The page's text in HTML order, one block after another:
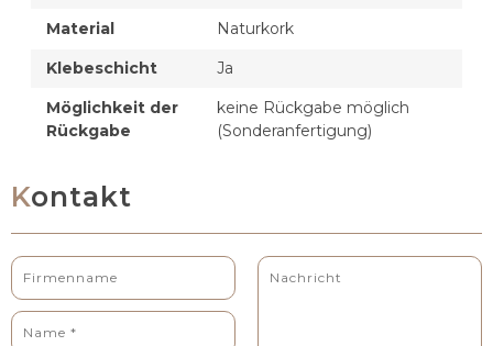
Material
Naturkork
Klebeschicht
Ja
Möglichkeit der
Rückgabe
keine Rückgabe möglich
(Sonderanfertigung)
Kontakt